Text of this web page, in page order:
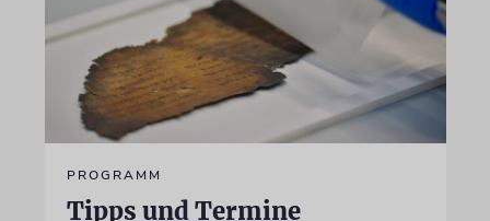
PROGRAMM
Tipps und Termine